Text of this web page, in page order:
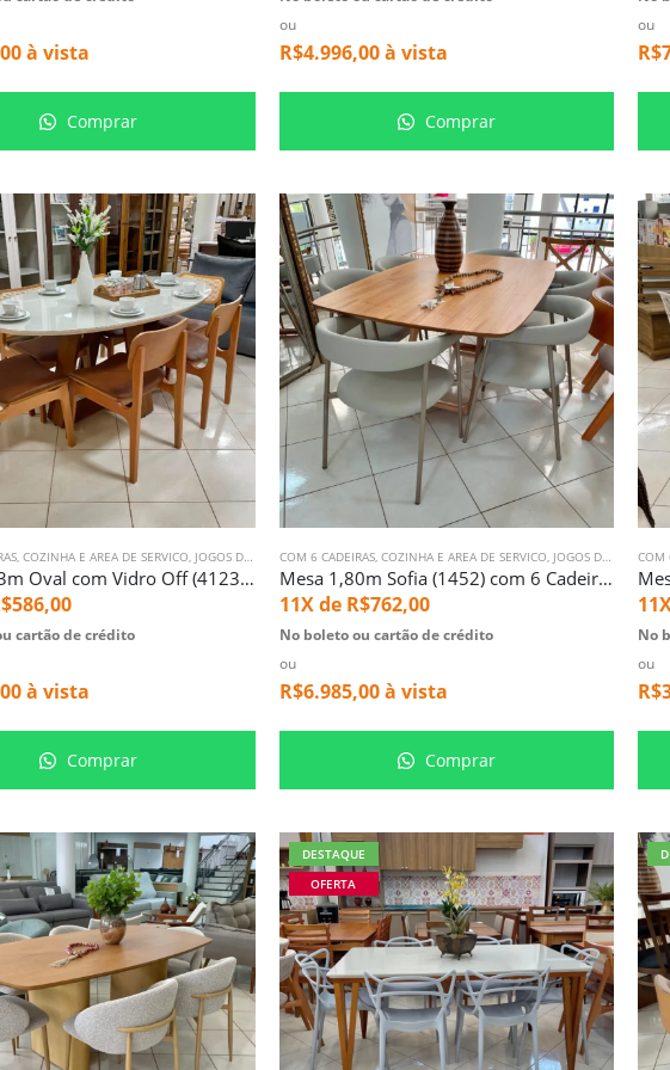
à vista
Comprar
ou
R$4.996,00à vista
Comprar
ou
R$
COZINHA E AREA DE SERVICO JOGOS DE MESA ,MESA COM 6 LUGARES,SALA DE JANTAR
Mesa 1,83m Oval com Vidro Off (4123) com 6 Cadeiras Alvin Tela Natural (5661)
586,00
cartão de crédito
à vista
Comprar
COM 6 CADEIRAS, COZINHA E AREA DE SERVICO JOGOS DE MESA ,
Mesa 1,80m Sofia (1452) com 6 Cadeiras Chamonix Nude (766)
11X de R$762,00
No boleto ou cartão de crédito
ou
R$6.985,00à vista
Comprar
COM
No
ou
R$
DESTAQUE
OFERTA